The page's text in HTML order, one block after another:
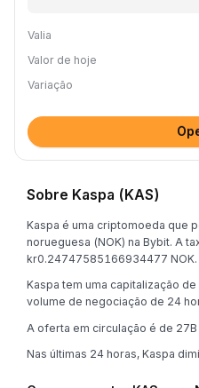
Valia
Valor de hoje
Variação
Sobre Kaspa (KAS)
Kaspa é uma criptomoeda que
norueguesa (NOK) na Bybit. A
kr0.24747585166934477 NOK.
Kaspa tem uma capitalização
volume de negociação de 24
A oferta em circulação é de 27B
Nas últimas 24 horas, Kaspa